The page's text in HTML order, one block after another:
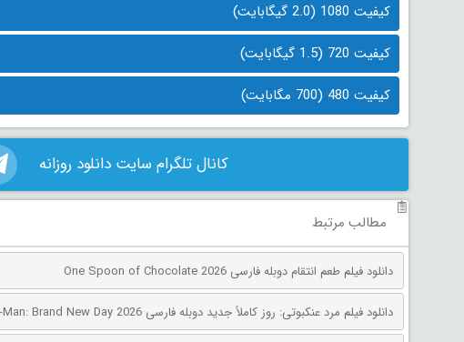
کیفیت 1080 (2.0 گیگابایت)
کیفیت 720 (1.5 گیگابایت)
کیفیت 480 (700 مگابایت)
کانال تلگرام سایت دانلود روزانه
مطالب مرتبط
دانلود فیلم طعم انتقام دوبله فارسی One Spoon of Chocolate 2026
دانلود فیلم مرد عنکبوتی: روز کاملاً جدید دوبله فارسی Spider-Man: Brand New Day 2026